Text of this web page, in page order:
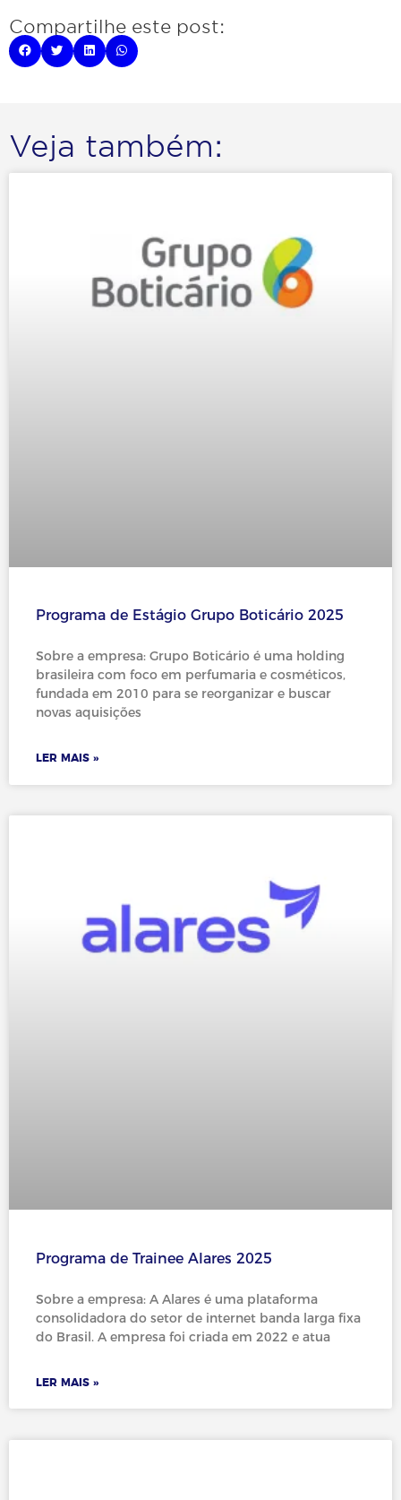
Compartilhe este post:
Veja também:
Programa de Estágio Grupo Boticário 2025
Sobre a empresa: Grupo Boticário é uma holding
brasileira com foco em perfumaria e cosméticos,
fundada em 2010 para se reorganizar e buscar
novas aquisições
LER MAIS »
Programa de Trainee Alares 2025
Sobre a empresa: A Alares é uma plataforma
consolidadora do setor de internet banda larga fixa
do Brasil. A empresa foi criada em 2022 e atua
LER MAIS »